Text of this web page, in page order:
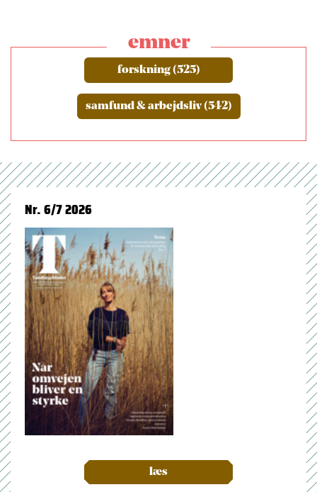
emner
forskning (525)
samfund & arbejdsliv (542)
Nr. 6/7 2026
læs